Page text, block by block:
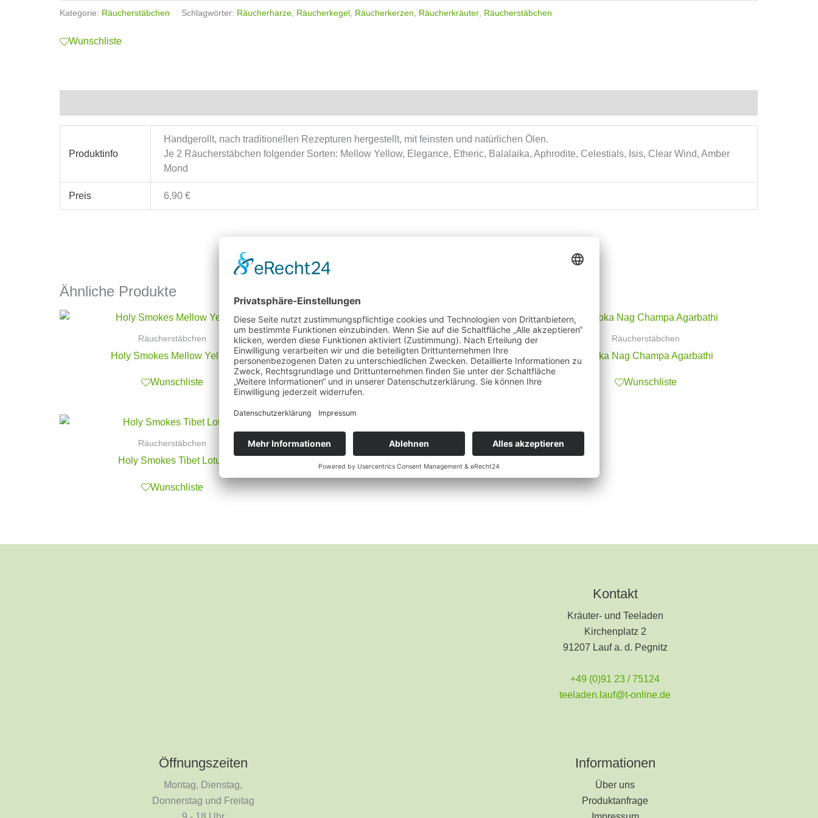
Kategorie: Räucherstäbchen Schlagwörter: Räucherharze Räucherkegel Räucherkerzen Räucherkräuter Räucherstäbchen
Wunschliste
Produktinfo
Handgerollt, nach traditionellen Rezepturen hergestellt, mit feinsten und natürlichen Ölen.
Je 2 Räucherstäbchen folgender Sorten: Mellow Yellow, Elegance, Etheric, Balalaika, Aphrodite, Celestials, Isis, Clear Wind, Amber
Mond
Preis 6,90 €
Ähnliche Produkte
Räucherstäbchen
Holy Smokes Mellow Yellow
Wunschliste
Räucherstäbchen
Golden Nag Champa Agarbathi
Wunschliste
Räucherstäbchen
Goloka Nag Champa Agarbathi
Wunschliste
Räucherstäbchen
Holy Smokes Tibet Lotus
Wunschliste
Kontakt
Kräuter- und Teeladen
Kirchenplatz 2
91207 Lauf a. d. Pegnitz
+49 (0)91 23 / 75124
teeladen.lauf@t-online.de
Öffnungszeiten
Montag, Dienstag,
Donnerstag und Freitag
Informationen
Über uns
Produktanfrage